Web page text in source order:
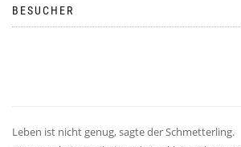
BESUCHER
Leben ist nicht genug, sagte der Schmetterling.